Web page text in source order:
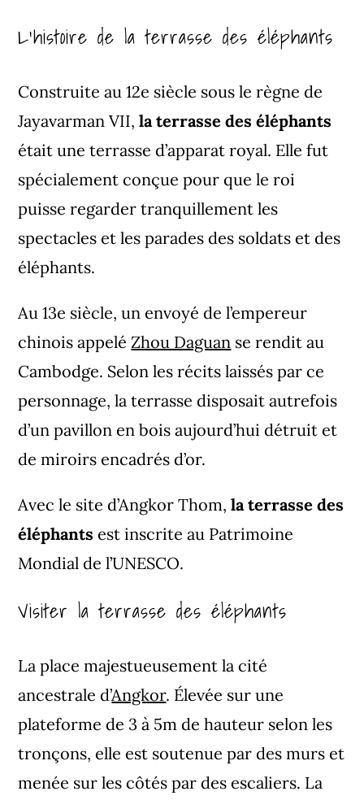
L’histoire de la terrasse des éléphants
Construite au 12e siècle sous le règne de
Jayavarman VII,la terrasse des éléphants
était une terrasse d’apparat royal. Elle fut
spécialement conçue pour que le roi
puisse regarder tranquillement les
spectacles et les parades des soldats et des
éléphants.
Au 13e siècle, un envoyé de l’empereur
chinois appeléZhou Daguan se rendit au
Cambodge. Selon les récits laissés par ce
personnage, la terrasse disposait autrefois
d’un pavillon en bois aujourd’hui détruit et
de miroirs encadrés d’or.
Avec le site d’Angkor Thom,la terrasse des
éléphants est inscrite au Patrimoine
Mondial de l’UNESCO.
Visiter la terrasse des éléphants
La place majestueusement la cité
ancestrale d’Angkor. Élevée sur une
plateforme de 3 à 5m de hauteur selon les
tronçons, elle est soutenue par des murs et
menée sur les côtés par des escaliers. La